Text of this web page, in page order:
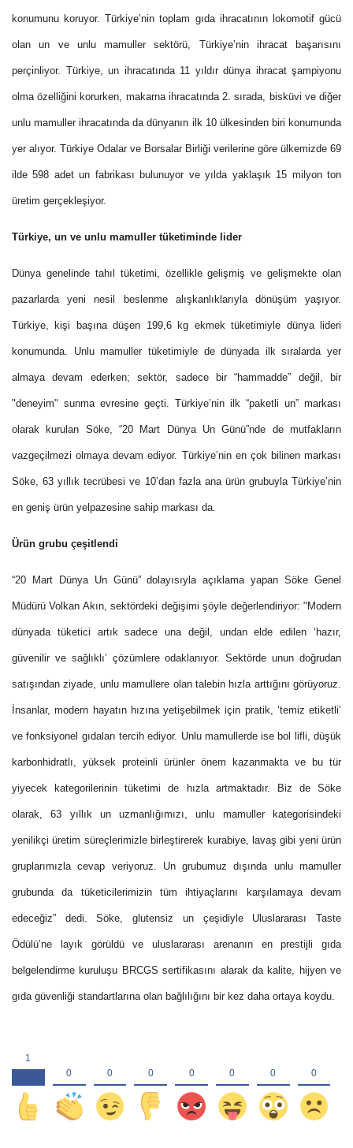
konumunu koruyor. Türkiye’nin toplam gıda ihracatının lokomotif gücü
olan un ve unlu mamuller sektörü, Türkiye’nin ihracat başarısını
perçinliyor. Türkiye, un ihracatında 11 yıldır dünya ihracat şampiyonu
olma özelliğini korurken, makarna ihracatında 2. sırada, bisküvi ve diğer
unlu mamuller ihracatında da dünyanın ilk 10 ülkesinden biri konumunda
yer alıyor. Türkiye Odalar ve Borsalar Birliği verilerine göre ülkemizde 69
ilde 598 adet un fabrikası bulunuyor ve yılda yaklaşık 15 milyon ton
üretim gerçekleşiyor.
Türkiye, un ve unlu mamuller tüketiminde lider
Dünya genelinde tahıl tüketimi, özellikle gelişmiş ve gelişmekte olan
pazarlarda yeni nesil beslenme alışkanlıklarıyla dönüşüm yaşıyor.
Türkiye, kişi başına düşen 199,6 kg ekmek tüketimiyle dünya lideri
konumunda. Unlu mamuller tüketimiyle de dünyada ilk sıralarda yer
almaya devam ederken; sektör, sadece bir “hammadde” değil, bir
"deneyim" sunma evresine geçti. Türkiye’nin ilk “paketli un” markası
olarak kurulan Söke, “20 Mart Dünya Un Günü”nde de mutfakların
vazgeçilmezi olmaya devam ediyor. Türkiye’nin en çok bilinen markası
Söke, 63 yıllık tecrübesi ve 10’dan fazla ana ürün grubuyla Türkiye’nin
en geniş ürün yelpazesine sahip markası da.
Ürün grubu çeşitlendi
“20 Mart Dünya Un Günü” dolayısıyla açıklama yapanSöke Genel
Müdürü Volkan Akın, sektördeki değişimi şöyle değerlendiriyor: "Modern
dünyada tüketici artık sadece una değil, undan elde edilen ‘hazır,
güvenilir ve sağlıklı’ çözümlere odaklanıyor. Sektörde unun doğrudan
satışından ziyade, unlu mamullere olan talebin hızla arttığını görüyoruz.
İnsanlar, modern hayatın hızına yetişebilmek için pratik, ‘temiz etiketli’
ve fonksiyonel gıdaları tercih ediyor. Unlu mamullerde ise bol lifli, düşük
karbonhidratlı, yüksek proteinli ürünler önem kazanmakta ve bu tür
yiyecek kategorilerinin tüketimi de hızla artmaktadır. Biz de Söke
olarak, 63 yıllık un uzmanlığımızı, unlu mamuller kategorisindeki
yenilikçi üretim süreçlerimizle birleştirerek kurabiye, lavaş gibi yeni ürün
gruplarımızla cevap veriyoruz. Un grubumuz dışında unlu mamuller
grubunda da tüketicilerimizin tüm ihtiyaçlarını karşılamaya devam
edeceğiz” dedi. Söke, glutensiz un çeşidiyle Uluslararası Taste
Ödülü’ne layık görüldü ve uluslararası arenanın en prestijli gıda
belgelendirme kuruluşu BRCGS sertifikasını alarak da kalite, hijyen ve
gıda güvenliği standartlarına olan bağlılığını bir kez daha ortaya koydu.